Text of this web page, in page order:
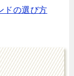
ドの選び方